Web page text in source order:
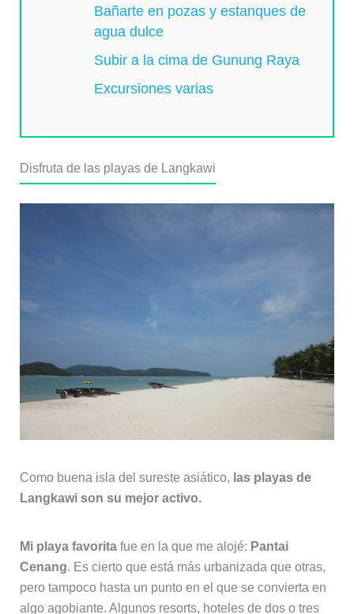
Bañarte en pozas y estanques de
agua dulce
Subir a la cima de Gunung Raya
Excursiones varias
Disfruta de las playas de Langkawi
Como buena isla del sureste asiático, las playas de
Langkawi son su mejor activo.
Mi playa favoritafue en la que me alojé: Pantai
Cenang. Es cierto que está más urbanizada que otras,
pero tampoco hasta un punto en el que se convierta en
algo agobiante. Algunos resorts, hoteles de dos o tres